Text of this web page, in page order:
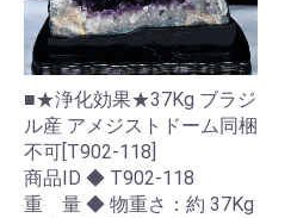
■★浄化効果★37Kg ブラジ
ル産 アメジストドーム同梱
不可[T902-118]
商品ID ◆ T902-118
重 量 ◆ 物重さ：約 37Kg